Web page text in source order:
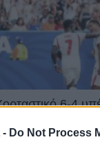
- Do Not Process
6-4